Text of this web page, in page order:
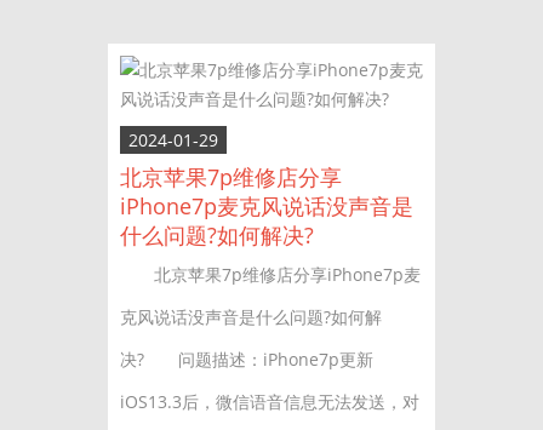
2024-01-29
北京苹果7p维修店分享
iPhone7p麦克风说话没声音是
什么问题?如何解决?
北京苹果7p维修店分享iPhone7p麦
克风说话没声音是什么问题?如何解
决? 问题描述：iPhone7p更新
iOS13.3后，微信语音信息无法发送，对